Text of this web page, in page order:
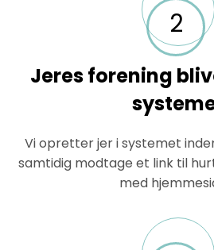
2
Jeres forening
Vi opretter jer i systemet
samtidig modtage et link til
med